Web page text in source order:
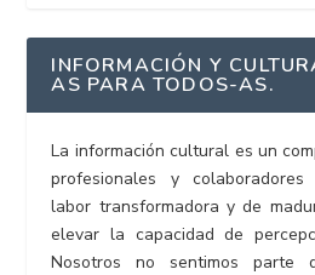
INFORMACIÓN Y
AS PARA TODOS-AS.
La información cultural es un
profesionales y
labor transformadora y de
elevar la capacidad de
Nosotros no sentimos parte